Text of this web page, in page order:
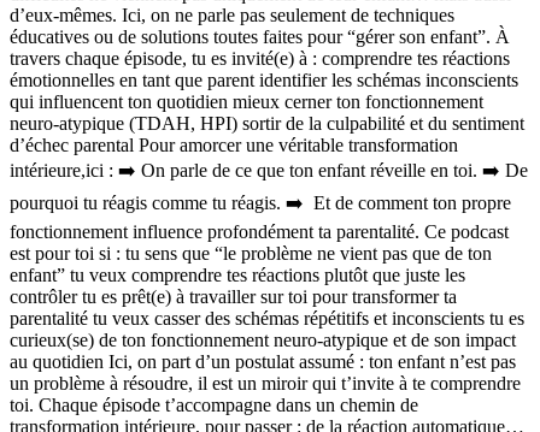
d’eux-mêmes. Ici, on ne parle pas seulement de techniques
éducatives ou de solutions toutes faites pour “gérer son enfant”. À
travers chaque épisode, tu es invité(e) à : comprendre tes réactions
émotionnelles en tant que parent identifier les schémas inconscients
qui influencent ton quotidien mieux cerner ton fonctionnement
neuro-atypique (TDAH, HPI) sortir de la culpabilité et du sentiment
d’échec parental Pour amorcer une véritable transformation
intérieure,ici : ➡️ On parle de ce que ton enfant réveille en toi. ➡️ De
pourquoi tu réagis comme tu réagis. ➡️ Et de comment ton propre
fonctionnement influence profondément ta parentalité. Ce podcast
est pour toi si : tu sens que “le problème ne vient pas que de ton
enfant” tu veux comprendre tes réactions plutôt que juste les
contrôler tu es prêt(e) à travailler sur toi pour transformer ta
parentalité tu veux casser des schémas répétitifs et inconscients tu es
curieux(se) de ton fonctionnement neuro-atypique et de son impact
au quotidien Ici, on part d’un postulat assumé : ton enfant n’est pas
un problème à résoudre, il est un miroir qui t’invite à te comprendre
toi. Chaque épisode t’accompagne dans un chemin de
transformation intérieure, pour passer : de la réaction automatique…